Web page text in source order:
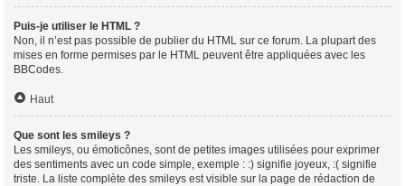
Puis-je utiliser le HTML ?
Non, il n’est pas possible de publier du HTML sur ce forum. La plupart des
mises en forme permises par le HTML peuvent être appliquées avec les
BBCodes.
Haut
Que sont les smileys ?
Les smileys, ou émoticônes, sont de petites images utilisées pour exprimer
des sentiments avec un code simple, exemple : :) signifie joyeux, :( signifie
triste. La liste complète des smileys est visible sur la page de rédaction de